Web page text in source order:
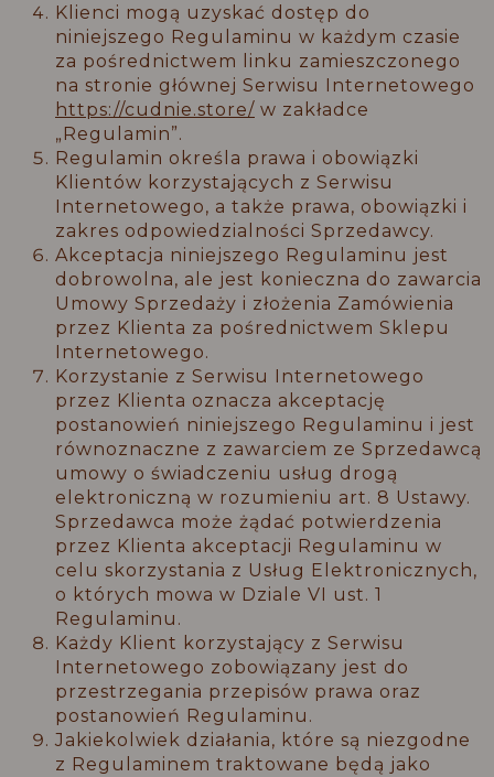
Klienci mogą uzyskać dostęp do
niniejszego Regulaminu w każdym czasie
za pośrednictwem linku zamieszczonego
na stronie głównej Serwisu Internetowego
https://cudnie.store/ w zakładce
„Regulamin”.
Regulamin określa prawa i obowiązki
Klientów korzystających z Serwisu
Internetowego, a także prawa, obowiązki i
zakres odpowiedzialności Sprzedawcy.
Akceptacja niniejszego Regulaminu jest
dobrowolna, ale jest konieczna do zawarcia
Umowy Sprzedaży i złożenia Zamówienia
przez Klienta za pośrednictwem Sklepu
Internetowego.
Korzystanie z Serwisu Internetowego
przez Klienta oznacza akceptację
postanowień niniejszego Regulaminu i jest
równoznaczne z zawarciem ze Sprzedawcą
umowy o świadczeniu usług drogą
elektroniczną w rozumieniu art. 8 Ustawy.
Sprzedawca może żądać potwierdzenia
przez Klienta akceptacji Regulaminu w
celu skorzystania z Usług Elektronicznych,
o których mowa w Dziale VI ust. 1
Regulaminu.
Każdy Klient korzystający z Serwisu
Internetowego zobowiązany jest do
przestrzegania przepisów prawa oraz
postanowień Regulaminu.
Jakiekolwiek działania, które są niezgodne
z Regulaminem traktowane będą jako